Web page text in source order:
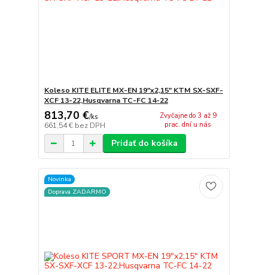
Koleso KITE ELITE MX-EN 19"x2,15" KTM SX-SXF-
XCF 13-22,Husqvarna TC-FC 14-22
813,70 €/ks
661,54 € bez DPH
Zvyčajne do 3 až 9
prac. dní u nás
Pridať do košíka
Novinka
Doprava ZADARMO